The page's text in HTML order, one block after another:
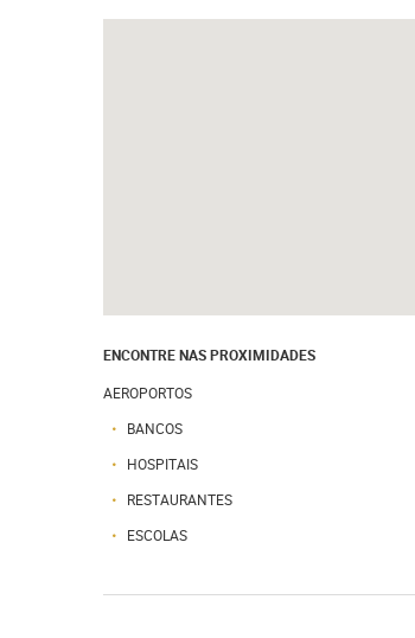
ENCONTRE NAS PROXIMIDADES
AEROPORTOS
BANCOS
HOSPITAIS
RESTAURANTES
ESCOLAS